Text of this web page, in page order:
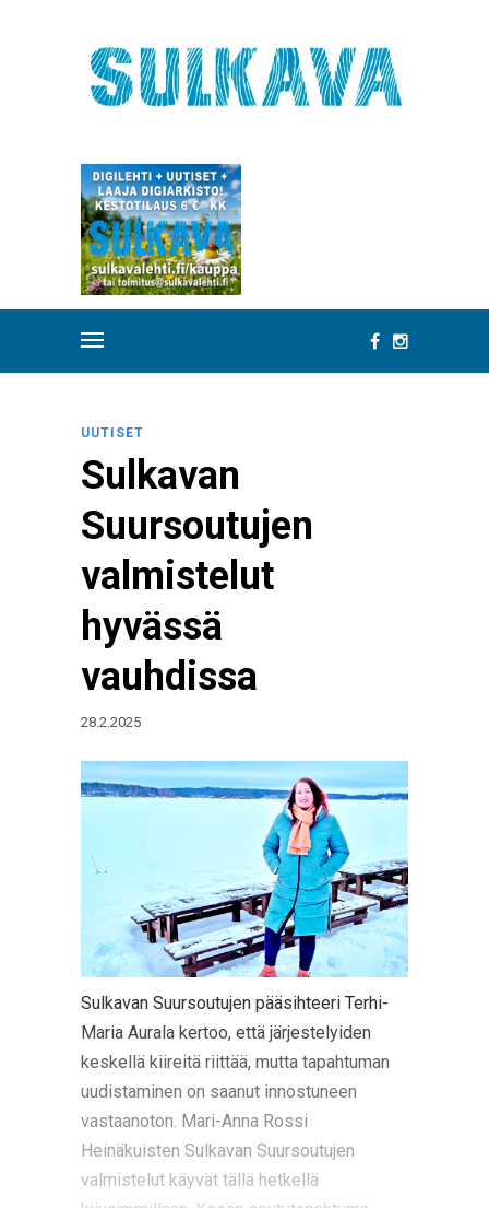
UUTISET
Sulkavan
Suursoutujen
valmistelut
hyvässä
vauhdissa
28.2.2025
Sulkavan Suursoutujen pääsihteeri Terhi-
Maria Aurala kertoo, että järjestelyiden
keskellä kiireitä riittää, mutta tapahtuman
uudistaminen on saanut innostuneen
vastaanoton. Mari-Anna Rossi
Heinäkuisten Sulkavan Suursoutujen
valmistelut käyvät tällä hetkellä